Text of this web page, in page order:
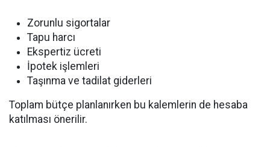
Zorunlu sigortalar
Tapu harcı
Ekspertiz ücreti
İpotek işlemleri
Taşınma ve tadilat giderleri
Toplam bütçe planlanırken bu kalemlerin de hesaba
katılması önerilir.